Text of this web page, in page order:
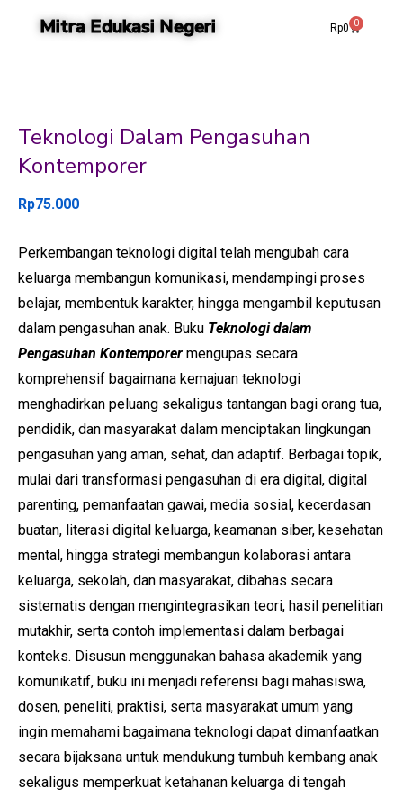
Rp0 0
Mitra Edukasi Negeri
Teknologi Dalam Pengasuhan
Kontemporer
Rp75.000
Perkembangan teknologi digital telah mengubah cara
keluarga membangun komunikasi, mendampingi proses
belajar, membentuk karakter, hingga mengambil keputusan
dalam pengasuhan anak. Buku Teknologi dalam
Pengasuhan Kontemporer mengupas secara
komprehensif bagaimana kemajuan teknologi
menghadirkan peluang sekaligus tantangan bagi orang tua,
pendidik, dan masyarakat dalam menciptakan lingkungan
pengasuhan yang aman, sehat, dan adaptif. Berbagai topik,
mulai dari transformasi pengasuhan di era digital, digital
parenting, pemanfaatan gawai, media sosial, kecerdasan
buatan, literasi digital keluarga, keamanan siber, kesehatan
mental, hingga strategi membangun kolaborasi antara
keluarga, sekolah, dan masyarakat, dibahas secara
sistematis dengan mengintegrasikan teori, hasil penelitian
mutakhir, serta contoh implementasi dalam berbagai
konteks. Disusun menggunakan bahasa akademik yang
komunikatif, buku ini menjadi referensi bagi mahasiswa,
dosen, peneliti, praktisi, serta masyarakat umum yang
ingin memahami bagaimana teknologi dapat dimanfaatkan
secara bijaksana untuk mendukung tumbuh kembang anak
sekaligus memperkuat ketahanan keluarga di tengah